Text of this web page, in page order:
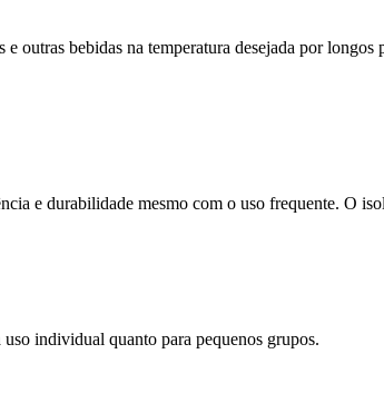
outras bebidas na temperatura desejada por
e durabilidade mesmo com o uso frequente. O
individual quanto para pequenos grupos.